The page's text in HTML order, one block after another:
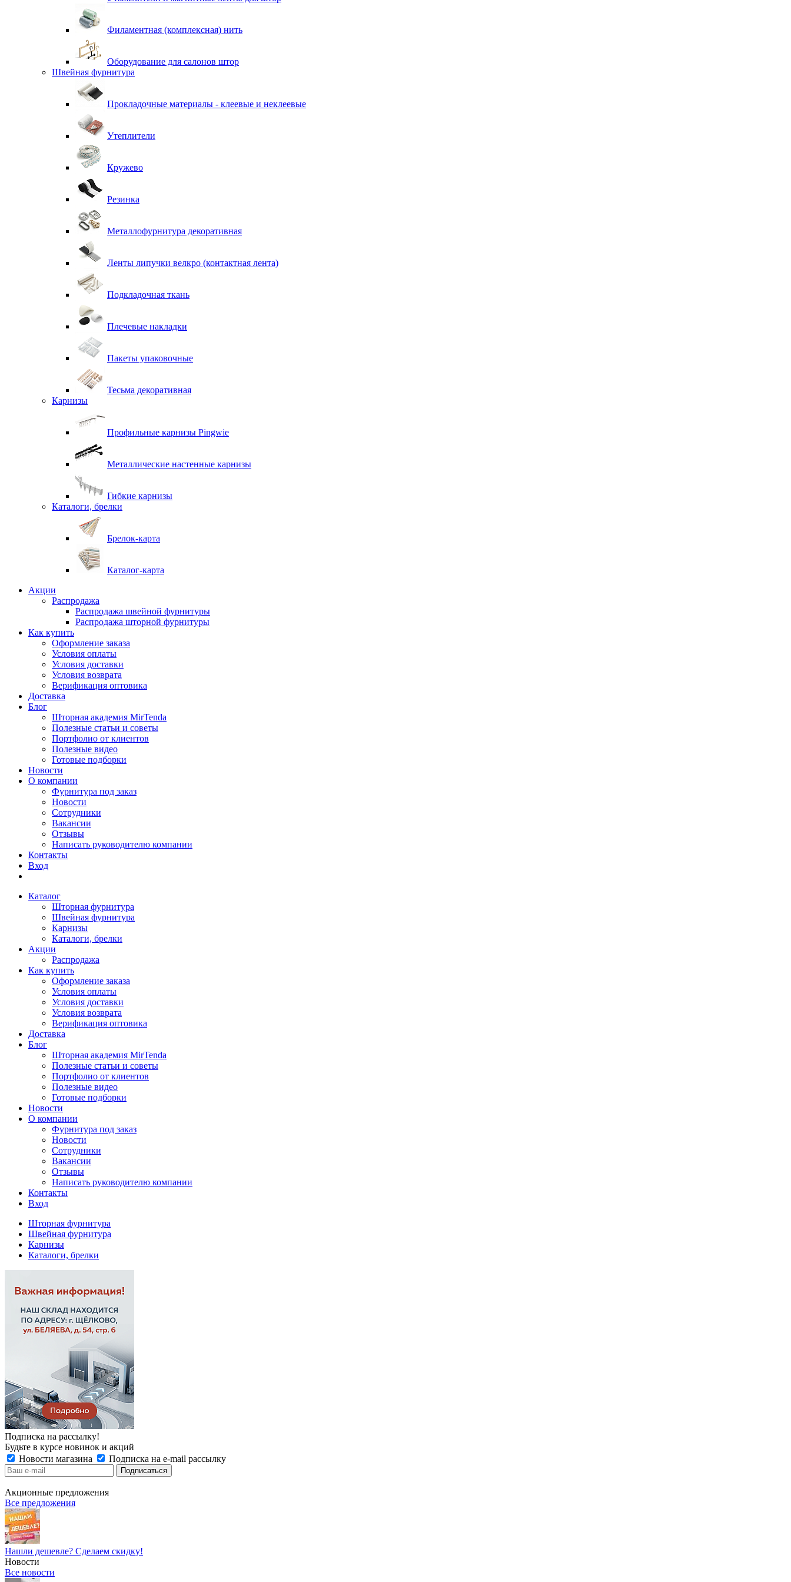
Филаментная (комплексная) нить
Оборудование для салонов штор
Швейная фурнитура
Прокладочные материалы - клеевые и неклеевые
Утеплители
Кружево
Резинка
Металлофурнитура декоративная
Ленты липучки велкро (контактная лента)
Подкладочная ткань
Плечевые накладки
Пакеты упаковочные
Тесьма декоративная
Карнизы
Профильные карнизы Pingwie
Металлические настенные карнизы
Гибкие карнизы
Каталоги, брелки
Брелок-карта
Каталог-карта
Акции
Распродажа
Распродажа швейной фурнитуры
Распродажа шторной фурнитуры
Как купить
Оформление заказа
Условия оплаты
Условия доставки
Условия возврата
Верификация оптовика
Доставка
Блог
Шторная академия MirTenda
Полезные статьи и советы
Портфолио от клиентов
Полезные видео
Готовые подборки
Новости
О компании
Фурнитура под заказ
Новости
Сотрудники
Вакансии
Отзывы
Написать руководителю компании
Контакты
Вход
Каталог
Шторная фурнитура
Швейная фурнитура
Карнизы
Каталоги, брелки
Акции
Распродажа
Как купить
Оформление заказа
Условия оплаты
Условия доставки
Условия возврата
Верификация оптовика
Доставка
Блог
Шторная академия MirTenda
Полезные статьи и советы
Портфолио от клиентов
Полезные видео
Готовые подборки
Новости
О компании
Фурнитура под заказ
Новости
Сотрудники
Вакансии
Отзывы
Написать руководителю компании
Контакты
Вход
Шторная фурнитура
Швейная фурнитура
Карнизы
Каталоги, брелки
Подписка на рассылку!
Будьте в курсе новинок и акций
Новости магазина
Подписка на e-mail рассылку
Акционные предложения
Все предложения
Нашли дешевле? Сделаем скидку!
Новости
Все новости